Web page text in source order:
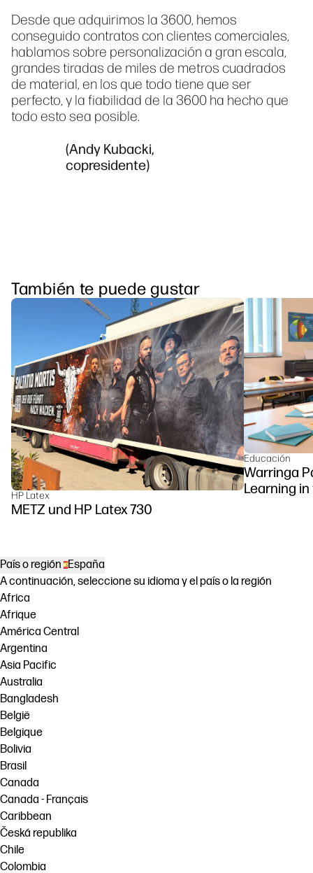
Desde que adquirimos la 3600, hemos
conseguido contratos con clientes comerciales,
hablamos sobre personalización a gran escala,
grandes tiradas de miles de metros cuadrados
de material, en los que todo tiene que ser
perfecto, y la fiabilidad de la 3600 ha hecho que
todo esto sea posible.
(Andy Kubacki,
copresidente)
También te puede gustar
HP Latex
METZ und HP Latex 730
Educación
Warringa
Learning
País o región
España
A continuación, seleccione su idioma y el país o la región
Africa
Afrique
América Central
Argentina
Asia Pacific
Australia
Bangladesh
België
Belgique
Bolivia
Brasil
Canada
Canada - Français
Caribbean
Česká republika
Chile
Colombia